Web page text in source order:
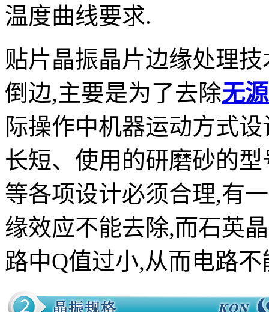
温度曲线要求.
贴片晶振晶片边缘处理
倒边,主要是为了去除无
际操作中机器运动方式
长短、使用的研磨砂的
等各项设计必须合理,有
缘效应不能去除,而石英
路中Q值过小,从而电路